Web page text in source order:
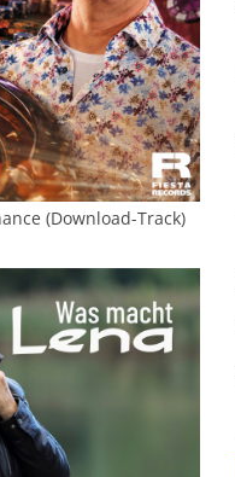
(Download-Track)